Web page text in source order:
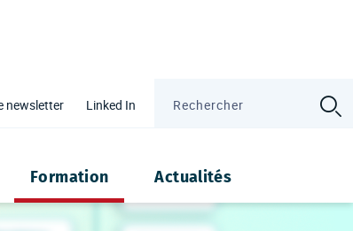
newsletter Linked In
Formation Actualités